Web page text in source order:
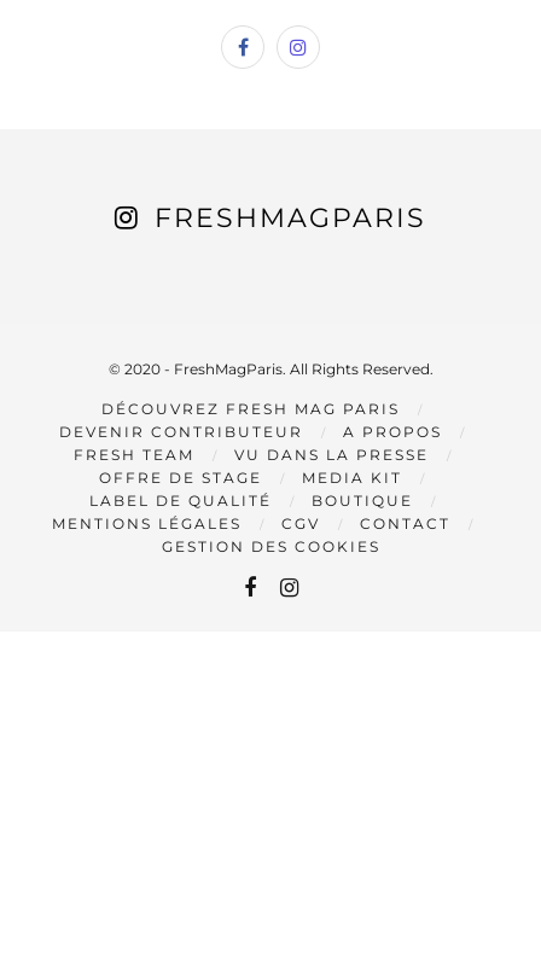
FRESHMAGPARIS
© 2020 - FreshMagParis. All Rights Reserved.
DÉCOUVREZ FRESH MAG PARIS
DEVENIR CONTRIBUTEUR
A PROPOS
FRESH TEAM
VU DANS LA PRESSE
OFFRE DE STAGE
MEDIA KIT
LABEL DE QUALITÉ
BOUTIQUE
MENTIONS LÉGALES
CGV
CONTACT
GESTION DES COOKIES